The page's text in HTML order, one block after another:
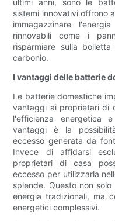
ultimi anni, sono le
sistemi innovativi offrono
immagazzinare
rinnovabili come i
risparmiare sulla
carbonio.
I vantaggi delle batterie
Le batterie domestiche
vantaggi ai proprietari di
l'efficienza energetica
vantaggi è la
eccesso generata da
Invece di affidarsi
proprietari di casa
eccesso per utilizzarla
splende. Questo non
energia tradizionali, ma
energetici complessivi.